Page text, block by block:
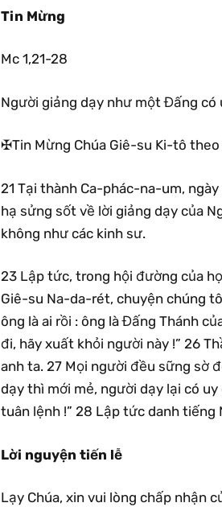
Tin Mừng
Mc 1,21-28
Người giảng dạy như một Đấng có
✠Tin Mừng Chúa Giê-su Ki-tô
21 Tại thành Ca-phác-na-um,
hạ sửng sốt về lời giảng dạy của
không như các kinh sư.
23 Lập tức, trong hội đường của
Giê-su Na-da-rét, chuyện chúng
ông là ai rồi : ông là Đấng Thánh
đi, hãy xuất khỏi người này !” 26
anh ta. 27 Mọi người đều sững sờ
dạy thì mới mẻ, người dạy lại có
tuân lệnh !” 28 Lập tức danh tiếng
Lời nguyện tiến lễ
Lạy Chúa, xin vui lòng chấp nhận